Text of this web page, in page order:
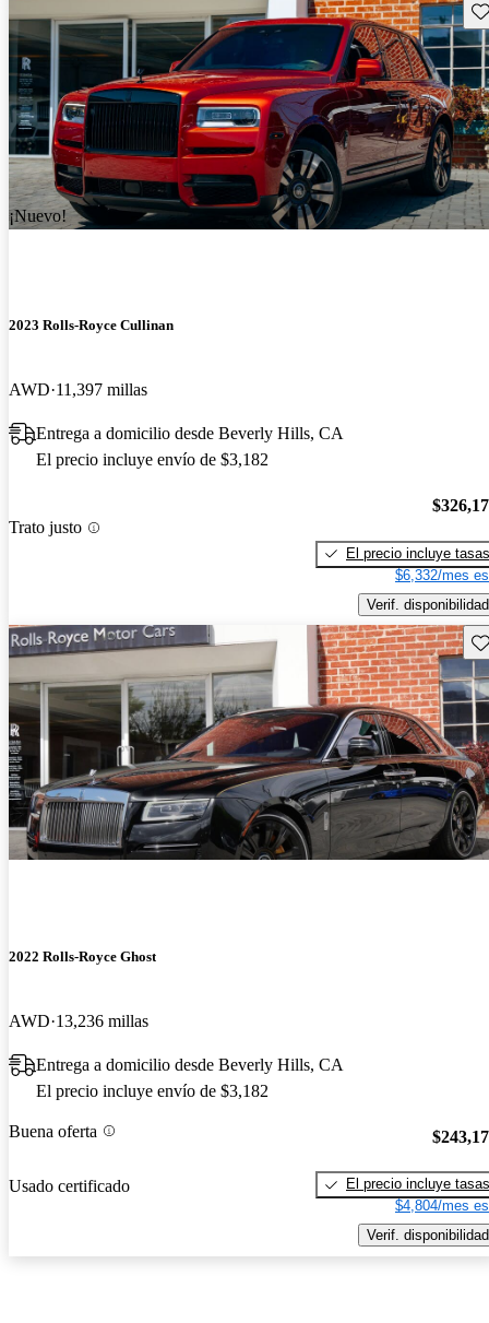
¡Nuevo!
2023 Rolls-Royce Cullinan
AWD 11,397 millas
Entrega a domicilio desde Beverly Hills, CA
El precio incluye envío de $3,182
Trato justo
El precio incluye tasas
$6,332/mes
Verif. disponibilidad
2022 Rolls-Royce Ghost
AWD 13,236 millas
Entrega a domicilio desde Beverly Hills, CA
El precio incluye envío de $3,182
Buena oferta
Usado certificado
El precio incluye tasas
$4,804/mes
Verif. disponibilidad